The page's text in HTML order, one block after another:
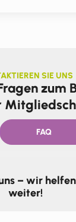
SIE UNS
zum
FAQ
– wir
weiter!